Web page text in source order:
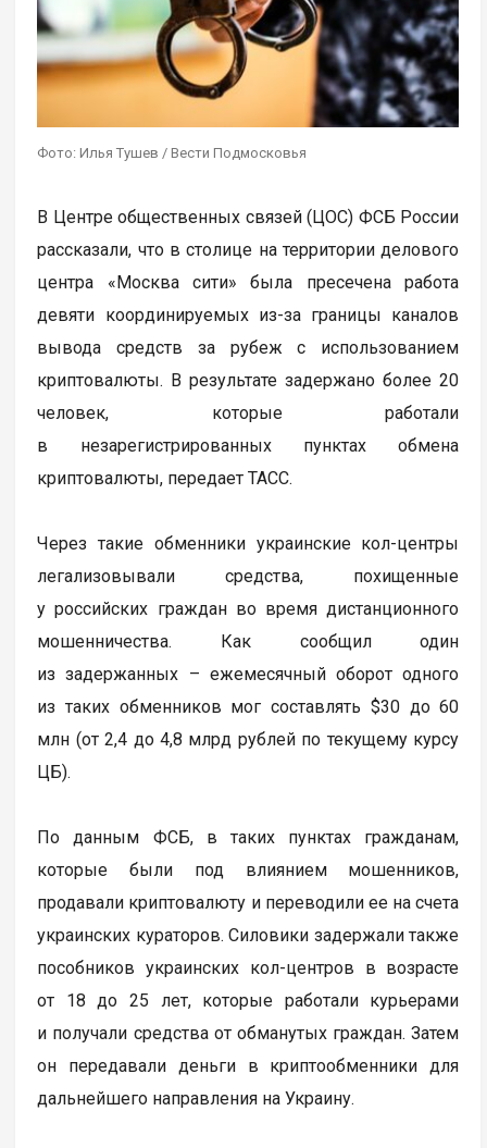
Фото: Илья Тушев / Вести Подмосковья
В Центре общественных связей (ЦОС) ФСБ России
рассказали, что в столице на территории делового
центра «Москва сити» была пресечена работа
девяти координируемых из-за границы каналов
вывода средств за рубеж с использованием
криптовалюты. В результате задержано более 20
человек, которые работали
в незарегистрированных пунктах обмена
криптовалюты, передает ТАСС.
Через такие обменники украинские кол-центры
легализовывали средства, похищенные
у российских граждан во время дистанционного
мошенничества. Как сообщил один
из задержанных – ежемесячный оборот одного
из таких обменников мог составлять $30 до 60
млн (от 2,4 до 4,8 млрд рублей по текущему курсу
ЦБ).
По данным ФСБ, в таких пунктах гражданам,
которые были под влиянием мошенников,
продавали криптовалюту и переводили ее на счета
украинских кураторов. Силовики задержали также
пособников украинских кол-центров в возрасте
от 18 до 25 лет, которые работали курьерами
и получали средства от обманутых граждан. Затем
он передавали деньги в криптообменники для
дальнейшего направления на Украину.